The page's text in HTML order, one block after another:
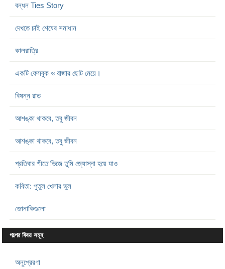
বন্ধন Ties Story
দেখতে চাই শেষের সমাধান
কালরাত্রি
একটি ফেসবুক ও রাজার ছোট মেয়ে।
বিষন্ন রাত
আশঙ্কা থাকবে, তবু জীবন
আশঙ্কা থাকবে, তবু জীবন
প্রতিবার শীতে ভিজে তুমি জ্যোস্না হয়ে যাও
কবিতা: পুতুল খেলার ভুল
জোনাকিগুলো
গল্পের বিষয় সমূহ
অনুপ্রেরণা